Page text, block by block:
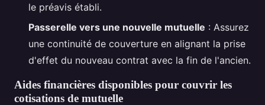
le préavis établi.
Passerelle vers une nouvelle mutuelle : Assurez
une continuité de couverture en alignant la prise
d'effet du nouveau contrat avec la fin de l'ancien.
Aides financières disponibles pour couvrir les
cotisations de mutuelle